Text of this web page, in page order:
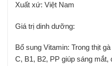
Xuất xứ: Việt Nam
Giá trị dinh dưỡng:
Bổ sung Vitamin: Trong thịt
C, B1, B2, PP giúp sáng mắt,